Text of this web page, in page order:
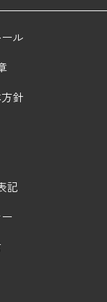
ル
針
記